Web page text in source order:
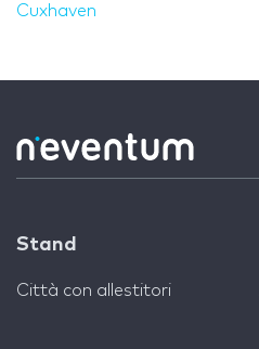
Cuxhaven
Stand
Città con allestitori